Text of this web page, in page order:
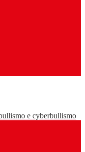
e cyberbullismo